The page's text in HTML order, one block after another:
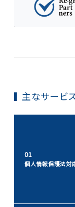
主なサービ
01
個人情報保護法対